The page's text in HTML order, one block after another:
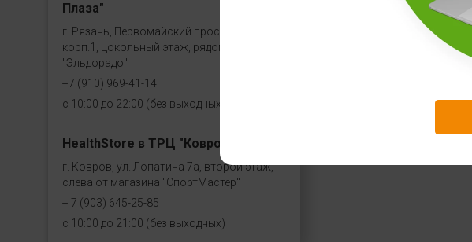
Плаза"
г. Рязань, Первомайский проспект, 70,
корп.1, цокольный этаж, рядом со входом
"Эльдорадо"
+7 (910) 969-41-14
с 10:00 до 22:00 (без выходных)
HealthStore в ТРЦ "Ковров-Молл"
г. Ковров, ул. Лопатина 7а, второй этаж,
слева от магазина "СпортМастер"
+ 7 (903) 645-25-85
с 10:00 до 21:00 (без выходных)